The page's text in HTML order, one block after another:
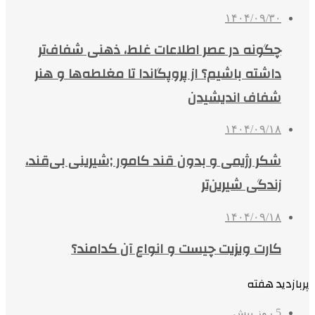
۱۴۰۴/۰۹/۳۰
چگونه در عصر اطلاعات غلط، ذهنی شفاف‌تر
داشته باشیم؟ از پروپگاندا تا مغلطه‌ها و هنر
شفاف اندیشیدن
۱۴۰۴/۰۹/۱۸
شکر رژیمی و بدون قند کامور ;شیرینی بی‌قند،
زندگی شیرین‌تر
۱۴۰۴/۰۹/۱۸
کارت ویزیت چیست و انواع آن کدامند؟
پربازدید هفته